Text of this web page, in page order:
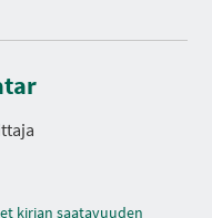
kirjan saatavuuden